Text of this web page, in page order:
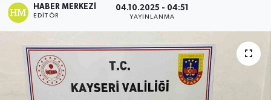
HABER MERKEZI
EDITÖR
04.10.2025 - 04:51
YAYINLANMA